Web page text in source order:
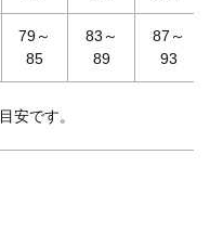
79～
85
83～
89
87～
93
安です。